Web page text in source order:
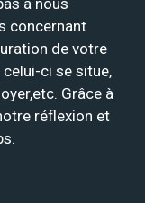
concernant
de votre
ci se situe,
Grâce à
réflexion et